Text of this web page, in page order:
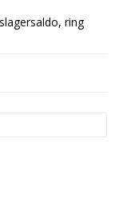
ring